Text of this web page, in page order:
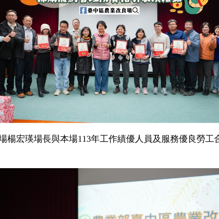
楊宏瑛場長與本場113年工作績優人員及服務優良勞工